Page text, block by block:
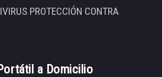
PROTECCIÓN CONTRA
a Domicilio